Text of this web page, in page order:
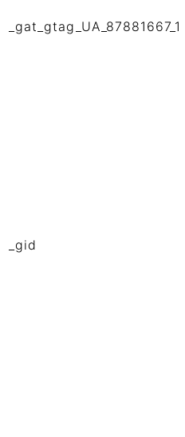
_gat_gtag_UA_87881667_1
_gid